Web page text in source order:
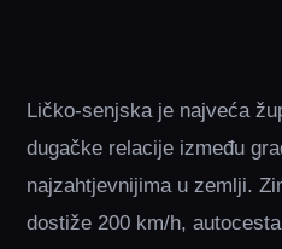
Ličko-senjska je najveća
dugačke relacije između
najzahtjevnijima u zemlji.
dostiže 200 km/h,